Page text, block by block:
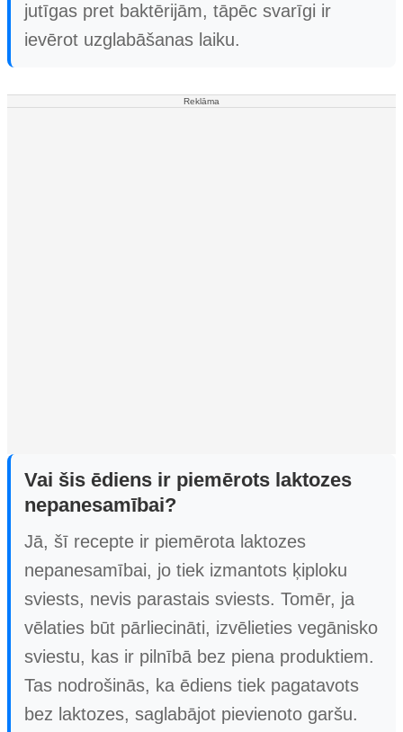
jutīgas pret baktērijām, tāpēc svarīgi ir
ievērot uzglabāšanas laiku.
Reklāma
Vai šis ēdiens ir piemērots laktozes
nepanesamībai?
Jā, šī recepte ir piemērota laktozes
nepanesamībai, jo tiek izmantots ķiploku
sviests, nevis parastais sviests. Tomēr, ja
vēlaties būt pārliecināti, izvēlieties vegānisko
sviestu, kas ir pilnībā bez piena produktiem.
Tas nodrošinās, ka ēdiens tiek pagatavots
bez laktozes, saglabājot pievienoto garšu.